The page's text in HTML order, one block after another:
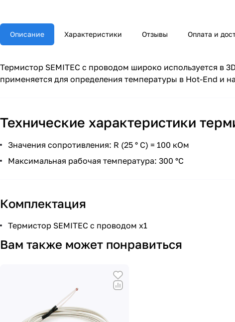
Описание Характеристики Отзывы Оплата и
Термистор SEMITEC с проводом широко используется в
применяется для определения температуры в Hot-End и
Технические характеристики
Значения сопротивления: R (25 ° С) = 100 кОм
Максимальная рабочая температура: 300 °C
Комплектация
Термистор SEMITEC с проводом x1
Вам также может понравиться